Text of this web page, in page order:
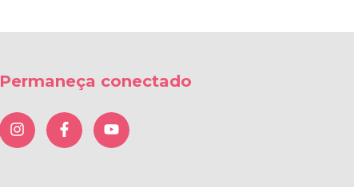
Permaneça conectado